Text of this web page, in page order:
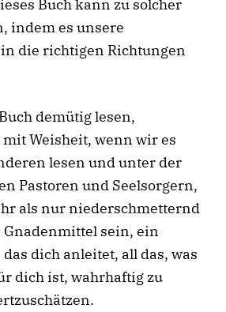
Buch kann zu solcher
indem es unsere
die richtigen Richtungen
demütig lesen,
Weisheit, wenn wir es
lesen und unter der
Pastoren und Seelsorgern,
als nur niederschmetternd
sein, ein
das dich anleitet, all das, was
dich ist, wahrhaftig zu